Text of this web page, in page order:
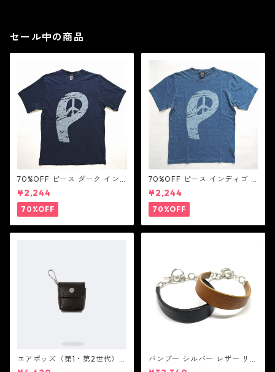
セール中の商品
70%OFF ピース ダーク イン
ディゴ Tシャツ：LOVE N' PEA
CE N' ROCK ' ROLL ラブ ン
ピース ン ロック ン ロール
¥2,244
70%OFF
70%OFF ピース インディゴ T
シャツ：LOVE N' PEACE N' R
OCK ' ROLL ラブ ン ピース ン
ロック ン ロール
¥2,244
70%OFF
エアポッズ（第1・第2世代）
ポーチ：BANDOLIER バンド
バンブー シルバー レザー リン
ク ステーション ブレスレッ